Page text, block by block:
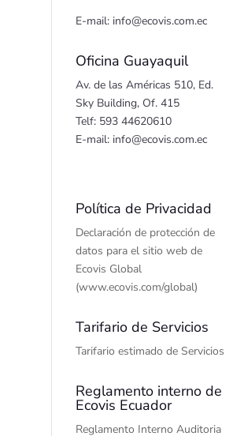
E-mail: info@ecovis.com.ec
Oficina Guayaquil
Av. de las Américas 510, Ed.
Sky Building, Of. 415
Telf: 593 44620610
E-mail: info@ecovis.com.ec
Política de Privacidad
Declaración de protección de
datos para el sitio web de
Ecovis Global
(www.ecovis.com/global)
Tarifario de Servicios
Tarifario estimado de Servicios
Reglamento interno de
Ecovis Ecuador
Reglamento Interno Auditoria